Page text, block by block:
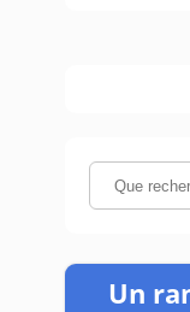
Un